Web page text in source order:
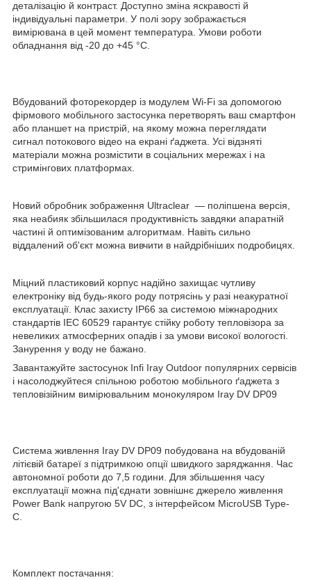
деталізацію й контраст. Доступно зміна яскравості й
індивідуальні параметри. У полі зору зображається
вимірювана в цей момент температура. Умови роботи
обладнання від -20 до +45 °C.
Вбудований фоторекордер із модулем Wi-Fi за допомогою
фірмового мобільного застосунка перетворять ваш смартфон
або планшет на пристрій, на якому можна переглядати
сигнал потокового відео на екрані ґаджета. Усі відзняті
матеріали можна розмістити в соціальних мережах і на
стримінгових платформах.
Новий обробник зображення Ultraclear — поліпшена версія,
яка неабияк збільшилася продуктивність завдяки апаратній
частині й оптимізованим алгоритмам. Навіть сильно
віддалений об'єкт можна вивчити в найдрібніших подробицях.
Міцний пластиковий корпус надійно захищає чутливу
електроніку від будь-якого роду потрясінь у разі неакуратної
експлуатації. Клас захисту IP66 за системою міжнародних
стандартів IEC 60529 гарантує стійку роботу тепловізора за
невеликих атмосферних опадів і за умови високої вологості.
Занурення у воду не бажано.
Завантажуйте застосунок Infi Iray Outdoor популярних сервісів
і насолоджуйтеся спільною роботою мобільного ґаджета з
тепловізійним вимірювальним монокуляром Iray DV DP09
Система живлення Iray DV DP09 побудована на вбудованій
літієвій батареї з підтримкою опції швидкого заряджання. Час
автономної роботи до 7,5 години. Для збільшення часу
експлуатації можна під'єднати зовнішнє джерело живлення
Power Bank напругою 5V DC, з інтерфейсом MicroUSB Type-
С.
Комплект постачання: